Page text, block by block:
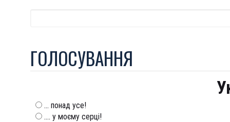
ГОЛОСУВАННЯ
... понад усе!
.... у моєму серці!